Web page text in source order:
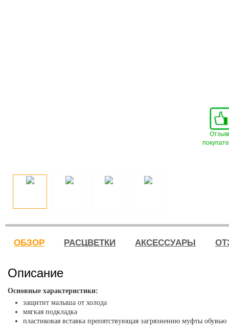
ОБЗОР РАСЦВЕТКИ АКСЕССУАРЫ
Описание
Основные характеристики:
защитит малыша от холода
мягкая подкладка
пластиковая вставка препятствующая загрязнению муфты обувью